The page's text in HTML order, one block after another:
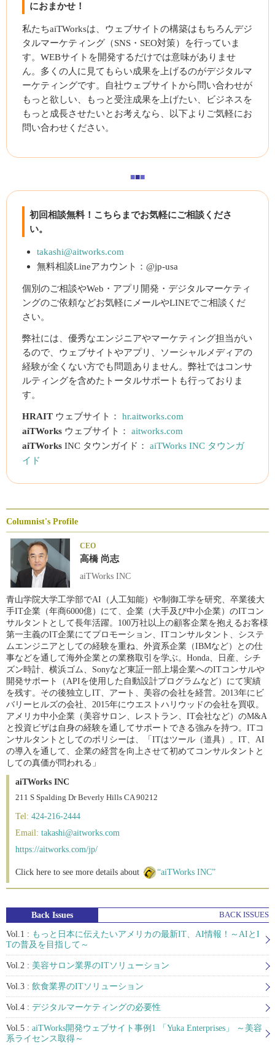
におまかせ！
私たちaiTWorksは、ウェブサイトの構築はもちろんデジ
タルマーケティング（SNS・SEO対策）を行っていま
す。WEBサイトを開発するだけでは意味がありませ
ん。多くの人に見てもらい成果を上げるのがデジタルマ
ーケティングです。自社ウェブサイトから問い合わせが
もっと欲しい、もっと受注成果を上げたい、ビジネスを
もっと成長させたいとお考えなら、以下よりご気軽にお
問い合わせください。
■■■
初回相談無料！こちらまでお気軽にご相談くださ
い。
takashi@aitworks.com
無料相談Lineアカウント：@jp-usa
個別のご相談やWeb・アプリ開発・デジタルマーケティ
ングのご依頼などお気軽にメールやLINEでご相談くだ
さい。
弊社には、優秀なエンジニアやマーケティング担当がい
るので、ウェブサイトやアプリ、ソーシャルメディアの
経験が全くない方でも問題ありません。弊社ではコンサ
ルティングを含めたトータルサポートも行っておりま
す。
HRAIT ウェブサイト： hr.aitworks.com
aiTWorks ウェブサイト： aitworks.com
aiTWorks INC タウンガイド： aiTWorks INC タウンガ
イド
Columnist's Profile
CEO
高橋 尚志
aiTWorks INC
青山学院大学工学部でAI（人工知能）や制御工学を研究、卒業後大
手IT企業（年商6000億）にて、企業（大手及び中小企業）のITコン
サルタントとして長年活躍。100万社以上の顧客企業を抱えるお客様
第一主義のIT企業にてプロモーション、ITコンサルタント、システ
ムエンジニアとしての経験を重ね、外資系企業（IBMなど）との仕
事などを通して海外企業との業務取引を学ぶ。Honda、日産、シチ
ズン時計、横浜ゴム、Sonyなど東証一部上場企業へのITコンサルや
開発サポート（APIを使用した自動設計プログラムなど）にて実績
を残す。その後独立しIT、アート、美容の会社を経営。2013年にビ
バリーヒルズの会社、2015年にウエストハリウッドの会社を買収。
アメリカ中小企業（美容サロン、レストラン、IT会社など）のM&A
と投資ビザは自身の経験を通してサポートできる強みを持つ。ITコ
ンサルタントとしてのポリシーは、「ITはツール（道具）。IT、AI
の導入を通して、企業の経営を向上させて初めてコンサルタントと
しての真価が問われる」
aiTWorks INC
211 S Spalding Dr Beverly Hills CA 90212
Tel: 424-216-2444
Email: takashi@aitworks.com
https://aitworks.com/jp/
Click here to see more details about “aiTWorks INC”
Back Issues BACK ISSUES
Vol.1 : もっと日本に伝えたいアメリカの最新IT、AI情報！～AIとI
Tの普及を目指して～
Vol.2 : 美容サロン業界のITソリューション
Vol.3 : 飲食業界のITソリューション
Vol.4 : デジタルマーケティングの必要性
Vol.5 : aiTWorks開発ウェブサイト事例1 「Yuka Enterprises」 ～美容
系ライセンス取得～